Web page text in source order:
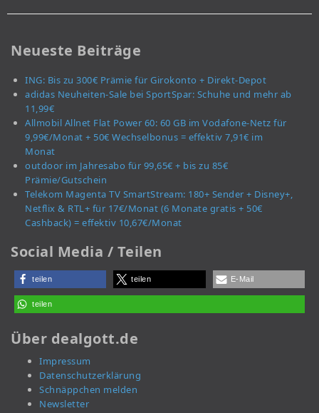
Neueste Beiträge
ING: Bis zu 300€ Prämie für Girokonto + Direkt-Depot
adidas Neuheiten-Sale bei SportSpar: Schuhe und mehr ab
11,99€
Allmobil Allnet Flat Power 60: 60 GB im Vodafone-Netz für
9,99€/Monat + 50€ Wechselbonus = effektiv 7,91€ im
Monat
outdoor im Jahresabo für 99,65€ + bis zu 85€
Prämie/Gutschein
Telekom Magenta TV SmartStream: 180+ Sender + Disney+,
Netflix & RTL+ für 17€/Monat (6 Monate gratis + 50€
Cashback) = effektiv 10,67€/Monat
Social Media / Teilen
teilen teilen E-Mail
teilen
Über dealgott.de
Impressum
Datenschutzerklärung
Schnäppchen melden
Newsletter